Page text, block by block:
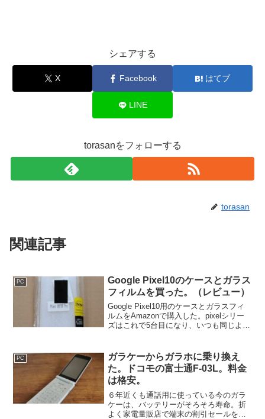
シェアする
X Facebook はてブ
LINE
torasanをフォローする
torasan
関連記事
PC
Google Pixel10のケースとガラス
フィルムを買った。（レビュー）
Google Pixel10用のケースとガラスフィ
ルムをAmazonで購入した。pixelシリー
ズはこれで5台目になり、いつも同じよう
イプ。フィルムはガラスフィルムで...
PC
ガラケーからガラホに乗り換え
た。ドコモの富士通F-03L。料金
は格安。
６年近くも通話用に使っている今のガラ
ケーは、バッテリーがそろそろ寿命。折
よく家電量販店で端末の割引セールを見